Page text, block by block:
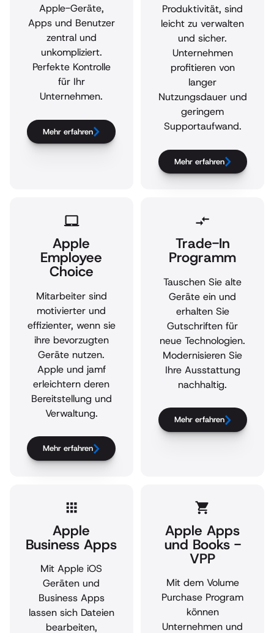
Apple-Geräte,
Apps und Benutzer
zentral und
unkompliziert.
Perfekte Kontrolle
für Ihr
Unternehmen.
Mehr erfahren
Produktivität, sind
leicht zu verwalten
und sicher.
Unternehmen
profitieren von
langer
Nutzungsdauer und
geringem
Supportaufwand.
Mehr erfahren
Apple
Employee
Choice
Mitarbeiter sind
motivierter und
effizienter, wenn sie
ihre bevorzugten
Geräte nutzen.
Apple und jamf
erleichtern deren
Bereitstellung und
Verwaltung.
Mehr erfahren
Trade-In
Programm
Tauschen Sie alte
Geräte ein und
erhalten Sie
Gutschriften für
neue Technologien.
Modernisieren Sie
Ihre Ausstattung
nachhaltig.
Mehr erfahren
Apple
Business Apps
Mit Apple iOS
Geräten und
Business Apps
lassen sich Dateien
bearbeiten,
Apple Apps
und Books -
VPP
Mit dem Volume
Purchase Program
können
Unternehmen und